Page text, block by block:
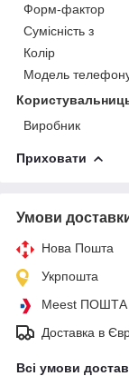
Форм-фактор
Сумісність з
Колір
Модель
Виробник
Приховати
Умови
Нова Пошта
Укрпошта
Meest ПОШТА
Доставка в
Всі умови